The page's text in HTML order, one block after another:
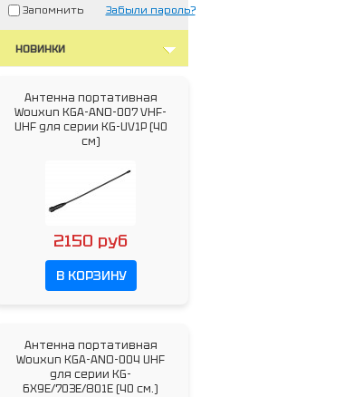
Запомнить Забыли пароль?
НОВИНКИ
Антенна портативная
Wouxun KGA-ANO-007 VHF-
UHF для серии KG-UV1P (40
см)
2150 руб
В КОРЗИНУ
Антенна портативная
Wouxun KGA-ANO-004 UHF
для серии KG-
6X9E/703E/801E (40 см.)